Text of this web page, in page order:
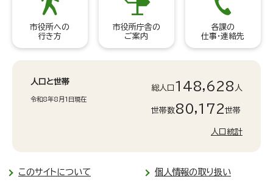
市役所への
行き方
市役所庁舎の
ご案内
各課の
仕事・連絡先
人口と世帯
令和8年8月1日現在
総人口 148,628 人
世帯数80,172世帯
人口統計
このサイトについて 個人情報の取り扱い